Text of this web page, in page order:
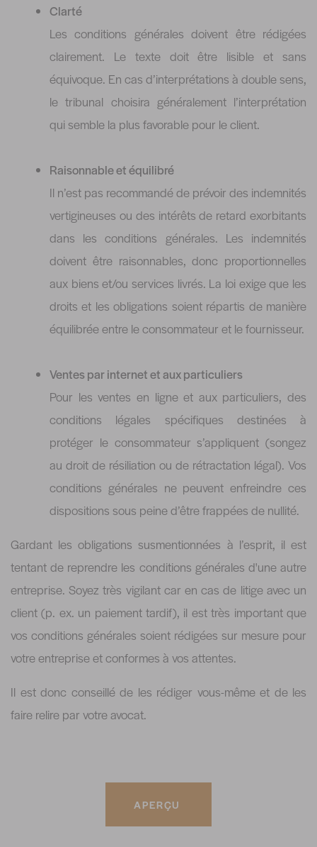
Clarté
Les conditions générales doivent être rédigées
clairement. Le texte doit être lisible et sans
équivoque. En cas d’interprétations à double sens,
le tribunal choisira généralement l’interprétation
qui semble la plus favorable pour le client.
Raisonnable et équilibré
Il n’est pas recommandé de prévoir des indemnités
vertigineuses ou des intérêts de retard exorbitants
dans les conditions générales. Les indemnités
doivent être raisonnables, donc proportionnelles
aux biens et/ou services livrés. La loi exige que les
droits et les obligations soient répartis de manière
équilibrée entre le consommateur et le fournisseur.
Ventes par internet et aux particuliers
Pour les ventes en ligne et aux particuliers, des
conditions légales spécifiques destinées à
protéger le consommateur s’appliquent (songez
au droit de résiliation ou de rétractation légal). Vos
conditions générales ne peuvent enfreindre ces
dispositions sous peine d’être frappées de nullité.
Gardant les obligations susmentionnées à l’esprit, il est
tentant de reprendre les conditions générales d'une autre
entreprise. Soyez très vigilant car en cas de litige avec un
client (p. ex. un paiement tardif), il est très important que
vos conditions générales soient rédigées sur mesure pour
votre entreprise et conformes à vos attentes.
Il est donc conseillé de les rédiger vous-même et de les
faire relire par votre avocat.
APERÇU